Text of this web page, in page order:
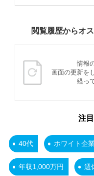
閲覧履歴からオ
情報
画面の更新を
経っ
注
40代 ホワイト企
年収1,000万円 週